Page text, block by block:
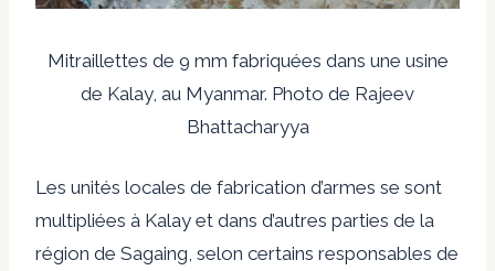
Mitraillettes de 9 mm fabriquées dans une usine
de Kalay, au Myanmar. Photo de Rajeev
Bhattacharyya
Les unités locales de fabrication d’armes se sont
multipliées à Kalay et dans d’autres parties de la
région de Sagaing, selon certains responsables de